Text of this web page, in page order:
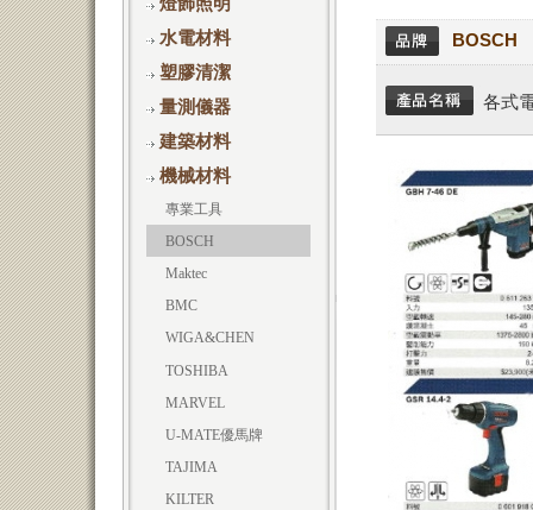
PHILIPS
奇異GE
KAOS
金馬
水電材料
洗衣槽，洗手槽
莊頭北
衛浴設備
廚房用具
熱水器及開水器
LEBO
全冠
亞昌
Tend
TECO
其他
塑膠清潔
塑膠用品
清潔用品
相關周邊用品
量測儀器
Mitutoyo
Starrett
Insize
建築材料
龍師傅
Permatex
Ramset
E-Z HOME
Thermost
亞力喜可
富國牌
寶國
南寶
建築用具
其他
機械材料
專業工具
BOSCH
Maktec
BMC
WIGA&CHEN
TOSHIBA
MARVEL
U-MATE優馬牌
TAJIMA
KILTER
BOSCH
各式